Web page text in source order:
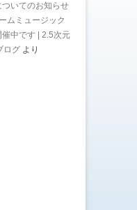
いてのお知らせ
ムミュージック
中です | 2.5次元
ログ より